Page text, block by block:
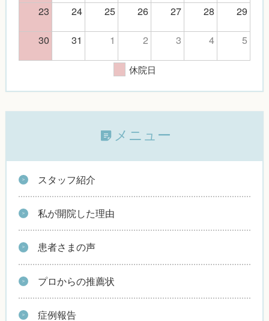
23
24 25 26 27 28
29
30
31 1 2 3 4 5
休院日
メニュー
スタッフ紹介
私が開院した理由
患者さまの声
プロからの推薦状
症例報告